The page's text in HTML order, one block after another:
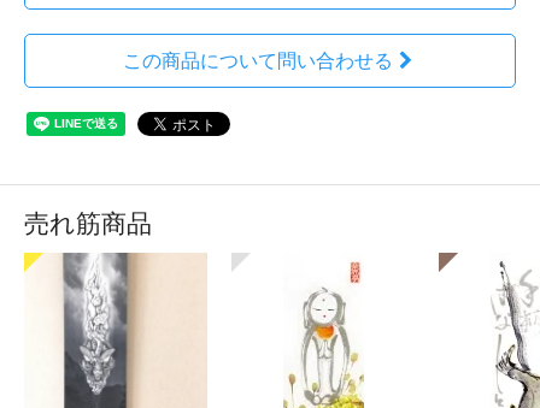
この商品について問い合わせる
売れ筋商品